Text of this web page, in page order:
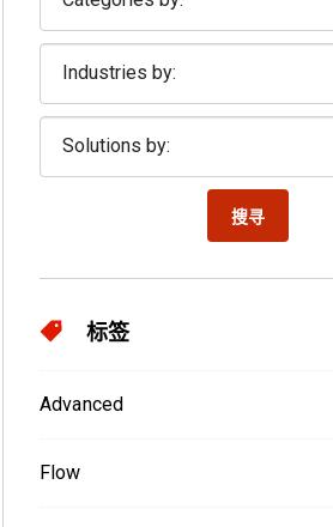
搜寻
标签
Advanced
Flow